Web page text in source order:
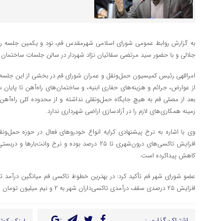
به گزارش روابط عمومی شورای اسلامی شهرمقدس قم، نود و یکمین جلسه
جلالی و با حضور سید مرتضی سقائیان نژاد شهردار در سالن جلسات ساختمان
امراللهی رئیس کمیسیون حمل‌ونقل و عمران شورای قم در بخشی از این
بعد از مصلی قم به هیچ جایگاه حمل‌ونقلی نداشته و از محدوده کلی
زمینه همکاری‌های لازم را در آزادسازی اراضی شهرداری ندارد.
کاهش پیداکرده است.
افزایش ۲۵ درصدی سقف درآمدی تاکسی‌داران شهر به ۲ و نیم میلیون تومان افزایش پیدا می‌کند.